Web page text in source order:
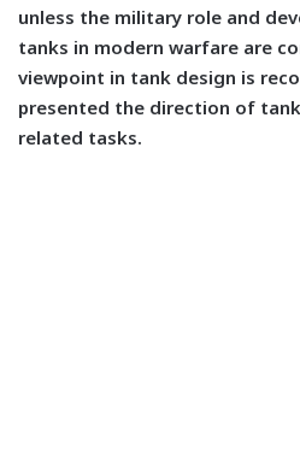
unless the military role and
tanks in modern warfare are
viewpoint in tank design is
presented the direction of
related tasks.